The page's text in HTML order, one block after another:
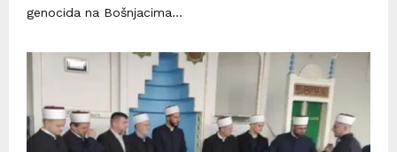
genocida na Bošnjacima...